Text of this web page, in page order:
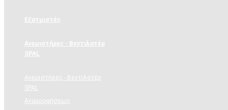
Εξατμιστές
Ανεμιστήρες - Βεντιλατέρ
SPAL
Ανεμιστήρες - Βεντιλατέρ
SPAL
Αναρροφήσεως